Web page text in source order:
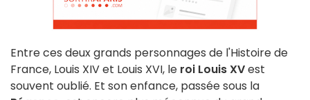
Entre ces deux grands personnages de l'Histoire de
France, Louis XIV et Louis XVI, le roi Louis XVest
souvent oublié. Et son enfance, passée sous la